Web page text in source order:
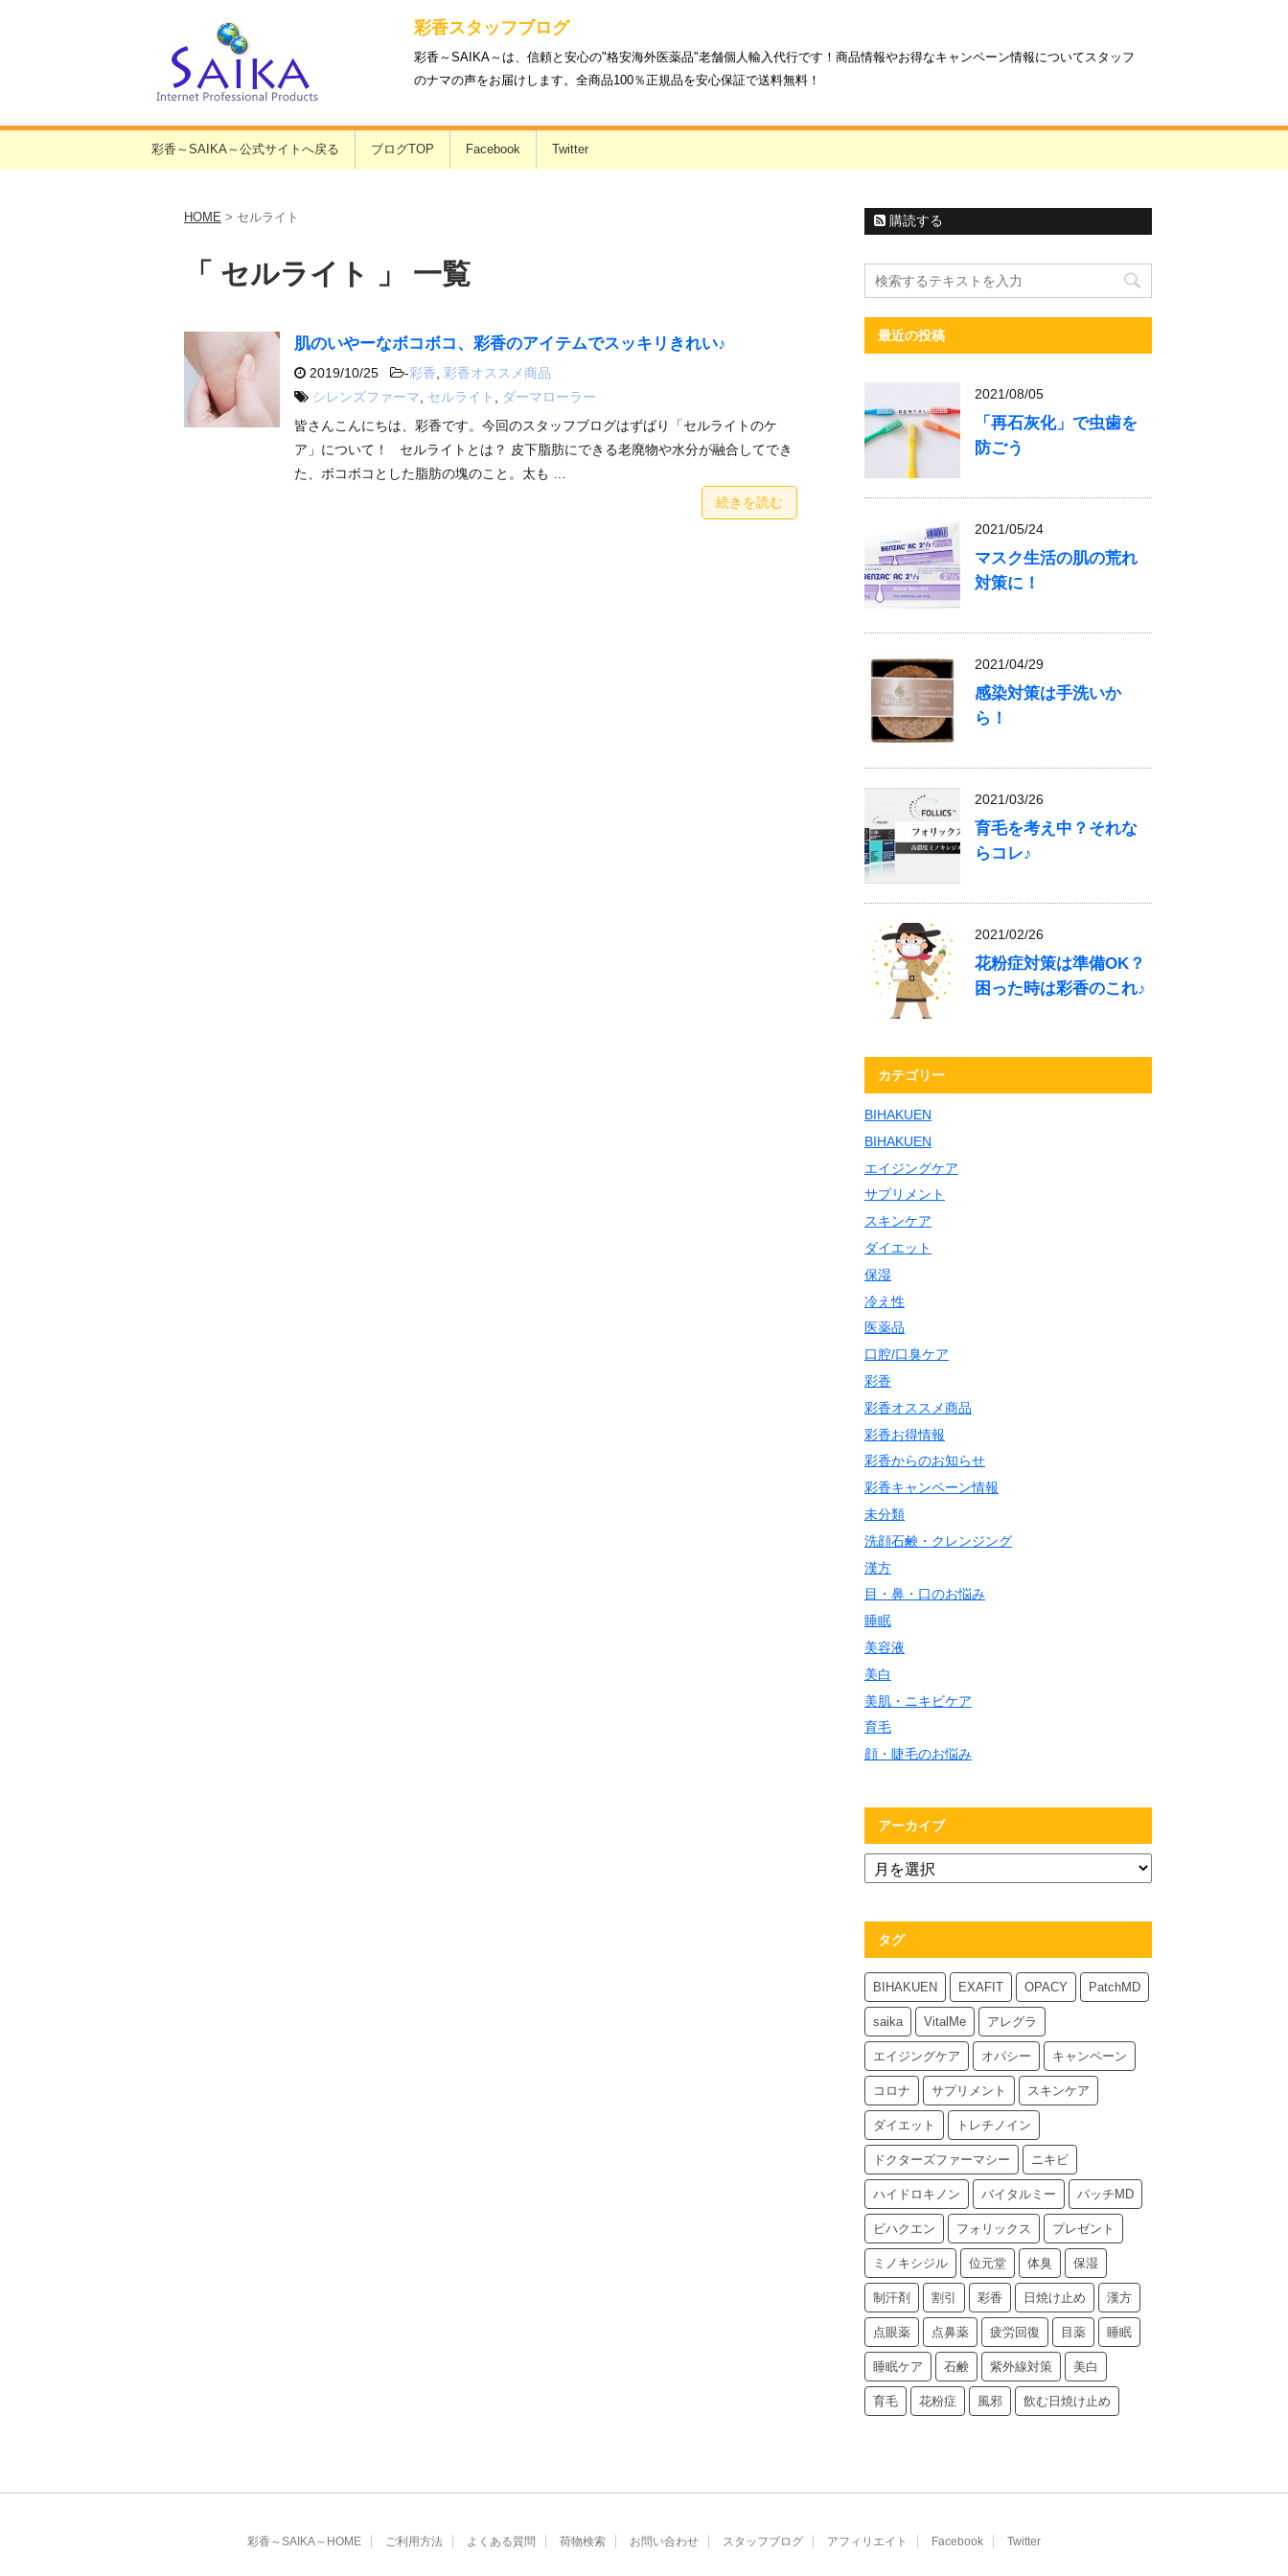
彩香スタッフブログ
彩香～SAIKA～は、信頼と安心の"格安海外医薬品"老舗個人輸入代行です！商品情報やお得なキャンペーン情報についてスタッフ
のナマの声をお届けします。全商品100％正規品を安心保証で送料無料！
彩香～SAIKA～公式サイトへ戻る ブログTOP Facebook Twitter
HOME > セルライト
「 セルライト 」 一覧
肌のいやーなボコボコ、彩香のアイテムでスッキリきれい♪
2019/10/25 -彩香
彩香オススメ商品
シレンズファーマ
セルライト
ダーマローラー
皆さんこんにちは、彩香です。今回のスタッフブログはずばり「セルライトのケ
ア」について！ セルライトとは？ 皮下脂肪にできる老廃物や水分が融合してでき
た、ボコボコとした脂肪の塊のこと。太も …
続きを読む
購読する
最近の投稿
2021/08/05
「再石灰化」で虫歯を
防ごう
2021/05/24
マスク生活の肌の荒れ
対策に！
2021/04/29
感染対策は手洗いか
ら！
2021/03/26
育毛を考え中？それな
らコレ♪
2021/02/26
花粉症対策は準備OK？
困った時は彩香のこれ♪
カテゴリー
BIHAKUEN
BIHAKUEN
エイジングケア
サプリメント
スキンケア
ダイエット
保湿
冷え性
医薬品
口腔/口臭ケア
彩香
彩香オススメ商品
彩香お得情報
彩香からのお知らせ
彩香キャンペーン情報
未分類
洗顔石鹸・クレンジング
漢方
目・鼻・口のお悩み
睡眠
美容液
美白
美肌・ニキビケア
育毛
顔・睫毛のお悩み
アーカイブ
タグ
BIHAKUEN EXAFIT OPACY PatchMD
saika VitalMe アレグラ
エイジングケア オパシー キャンペーン
コロナ サプリメント スキンケア
ダイエット トレチノイン
ドクターズファーマシー ニキビ
ハイドロキノン バイタルミー パッチMD
ビハクエン フォリックス プレゼント
ミノキシジル 位元堂 体臭 保湿
制汗剤 割引 彩香 日焼け止め 漢方
点眼薬 点鼻薬 疲労回復 目薬 睡眠
睡眠ケア 石鹸 紫外線対策 美白
育毛 花粉症 風邪 飲む日焼け止め
彩香～SAIKA～HOME ご利用方法 よくある質問 荷物検索 お問い合わせ スタッフブログ アフィリエイト Facebook Twitter